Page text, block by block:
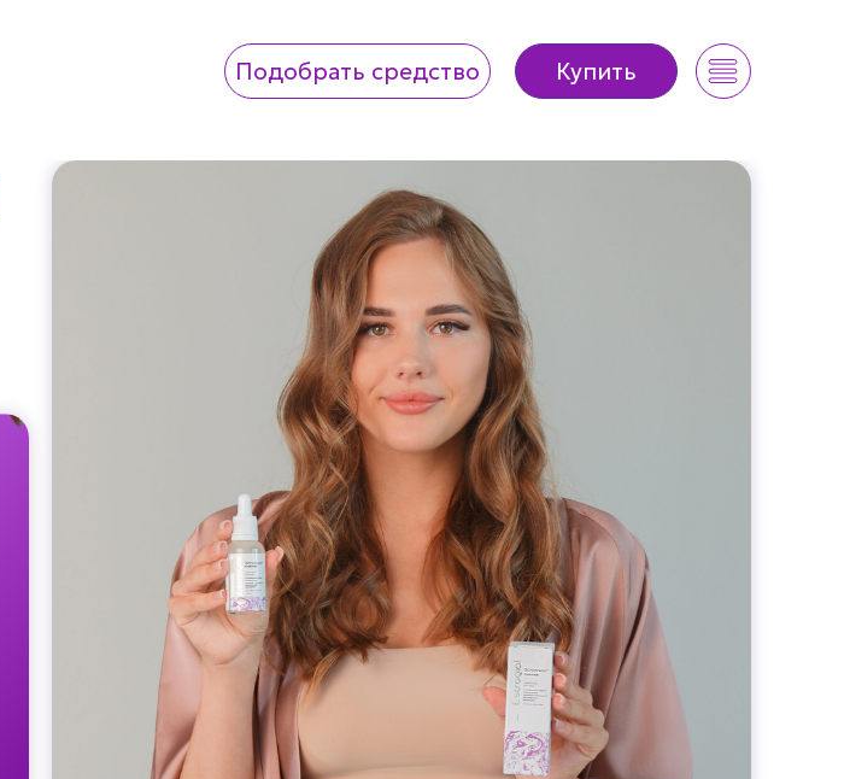
Купить
Подобрать средство
Подобрать средство Купить